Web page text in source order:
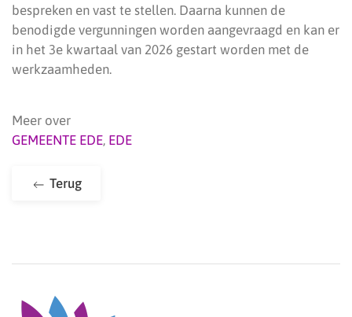
bespreken en vast te stellen. Daarna kunnen de
benodigde vergunningen worden aangevraagd en kan er
in het 3e kwartaal van 2026 gestart worden met de
werkzaamheden.
Meer over
GEMEENTE EDE, EDE
Terug